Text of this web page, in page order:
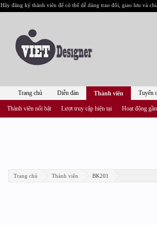
Hãy đăng ký thành viên để có thể dễ dàng trao đổi, giao lưu và
Trang chủ Thành viên BK201
Trang chủ Diễn đàn Thành viên
Thành viên nổi bật Lượt truy cập hiện tại Hoạt động
Tuyển